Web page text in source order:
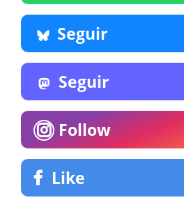
Seguir
Seguir
Follow
Like